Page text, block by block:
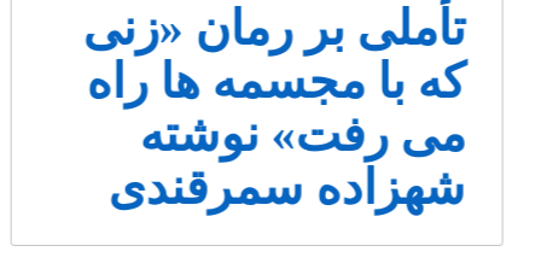
تأملی بر رمان «زنی
که با مجسمه ها راه
می رفت» نوشته
شهزاده سمرقندی